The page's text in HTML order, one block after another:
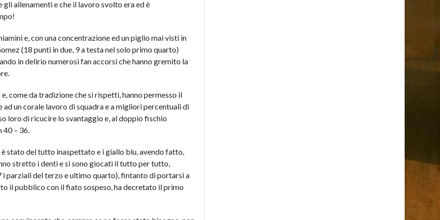
allenamenti e che il lavoro svolto era ed è
e, con una concentrazione ed un piglio mai visti in
(18 punti in due, 9 a testa nel solo primo quarto)
in delirio numerosi fan accorsi che hanno gremito la
come da tradizione che si rispetti, hanno permesso il
un corale lavoro di squadra e a migliori percentuali di
loro di ricucire lo svantaggio e, al doppio fischio
– 36.
stato del tutto inaspettato e i giallo blu, avendo fatto,
stretto i denti e si sono giocati il tutto per tutto,
i parziali del terzo e ultimo quarto), fintanto di portarsi a
il pubblico con il fiato sospeso, ha decretato il primo